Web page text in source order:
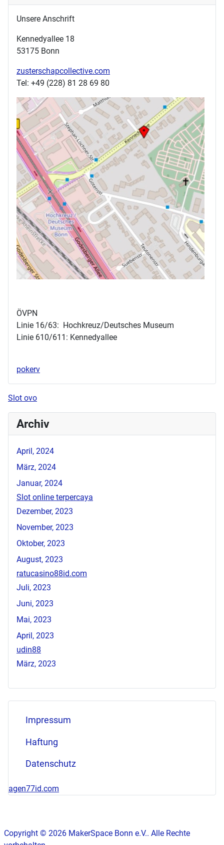
Unsere Anschrift
Kennedyallee 18
53175 Bonn
zusterschapcollective.com
Tel: +49 (228) 81 28 69 80
ÖVPN
Linie 16/63: Hochkreuz/Deutsches Museum
Linie 610/611: Kennedyallee
pokerv
Slot ovo
Archiv
April, 2024
März, 2024
Januar, 2024
Slot online terpercaya
Dezember, 2023
November, 2023
Oktober, 2023
August, 2023
ratucasino88id.com
Juli, 2023
Juni, 2023
Mai, 2023
April, 2023
udin88
März, 2023
Impressum
Haftung
Datenschutz
agen77id.com
Copyright © 2026 MakerSpace Bonn e.V.. Alle Rechte